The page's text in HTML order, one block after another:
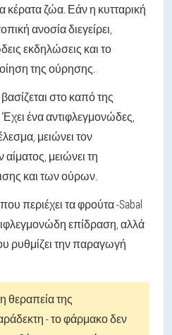
ζώα. Εάν η κυτταρική
ανοσία διεγείρει,
εκδηλώσεις και το
της ούρησης.
στο καπό της
ένα αντιφλεγμονώδες,
μειώνει τον
μειώνει τη
και των ούρων.
περιέχει τα φρούτα -Sabal
επίδραση, αλλά
ρυθμίζει την παραγωγή
θεραπεία της
- το φάρμακο δεν